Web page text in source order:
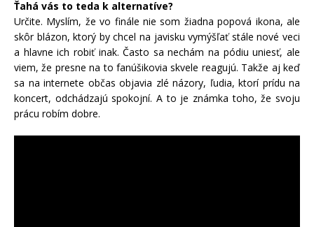
Ťahá vás to teda k alternatíve?
Určite. Myslím, že vo finále nie som žiadna popová ikona, ale
skôr blázon, ktorý by chcel na javisku vymýšľať stále nové veci
a hlavne ich robiť inak. Často sa nechám na pódiu uniesť, ale
viem, že presne na to fanúšikovia skvele reagujú. Takže aj keď
sa na internete občas objavia zlé názory, ľudia, ktorí prídu na
koncert, odchádzajú spokojní. A to je známka toho, že svoju
prácu robím dobre.